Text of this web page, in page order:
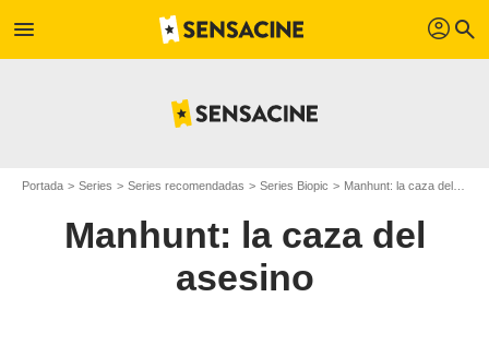
menu profil search
Portada Series Series recomendadas Series Biopic Manhunt: la caza del asesino
Manhunt: la caza del
asesino